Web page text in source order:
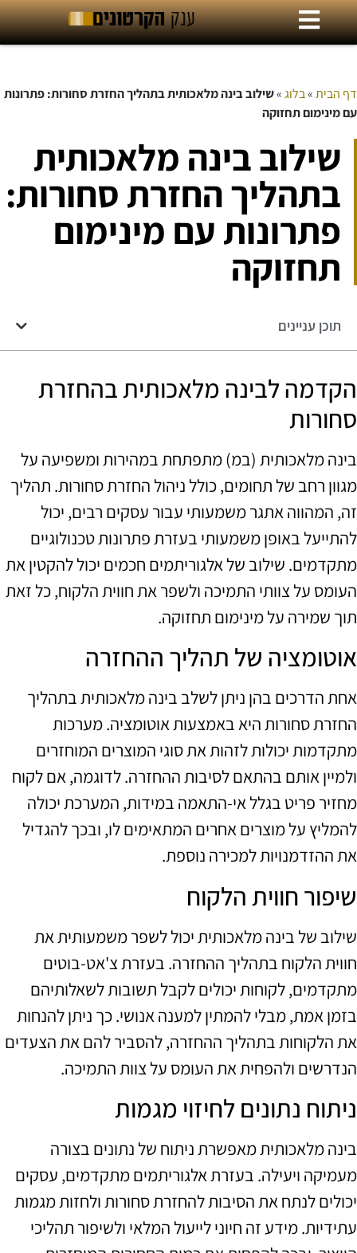
דף הבית»בלוג»שילוב בינה מלאכותית בתהליך החזרת סחורות: פתרונות
עם מינימום תחזוקה
שילוב בינה מלאכותית
בתהליך החזרת סחורות:
פתרונות עם מינימום
תחזוקה
תוכן עניינים
הקדמה לבינה מלאכותית בהחזרת
סחורות
בינה מלאכותית (במ) מתפתחת במהירות ומשפיעה על
מגוון רחב של תחומים, כולל ניהול החזרת סחורות. תהליך
זה, המהווה אתגר משמעותי עבור עסקים רבים, יכול
להתייעל באופן משמעותי בעזרת פתרונות טכנולוגיים
מתקדמים. שילוב של אלגוריתמים חכמים יכול להקטין את
העומס על צוותי התמיכה ולשפר את חווית הלקוח, כל זאת
תוך שמירה על מינימום תחזוקה.
אוטומציה של תהליך ההחזרה
אחת הדרכים בהן ניתן לשלב בינה מלאכותית בתהליך
החזרת סחורות היא באמצעות אוטומציה. מערכות
מתקדמות יכולות לזהות את סוגי המוצרים המוחזרים
ולמיין אותם בהתאם לסיבות ההחזרה. לדוגמה, אם לקוח
מחזיר פריט בגלל אי-התאמה במידות, המערכת יכולה
להמליץ על מוצרים אחרים המתאימים לו, ובכך להגדיל
את ההזדמנויות למכירה נוספת.
שיפור חווית הלקוח
שילוב של בינה מלאכותית יכול לשפר משמעותית את
חווית הלקוח בתהליך ההחזרה. בעזרת צ'אט-בוטים
מתקדמים, לקוחות יכולים לקבל תשובות לשאלותיהם
בזמן אמת, מבלי להמתין למענה אנושי. כך ניתן להנחות
את הלקוחות בתהליך ההחזרה, להסביר להם את הצעדים
הנדרשים ולהפחית את העומס על צוות התמיכה.
ניתוח נתונים לחיזוי מגמות
בינה מלאכותית מאפשרת ניתוח של נתונים בצורה
מעמיקה ויעילה. בעזרת אלגוריתמים מתקדמים, עסקים
יכולים לנתח את הסיבות להחזרת סחורות ולחזות מגמות
עתידיות. מידע זה חיוני לייעול המלאי ולשיפור תהליכי